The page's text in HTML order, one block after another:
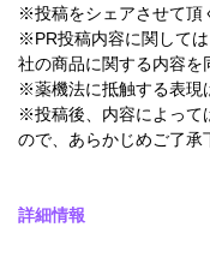
※投稿をシェアさせて頂
※PR投稿内容に関して
社の商品に関する内容を
※薬機法に抵触する表現
※投稿後、内容によって
ので、あらかじめご了承
詳細情報